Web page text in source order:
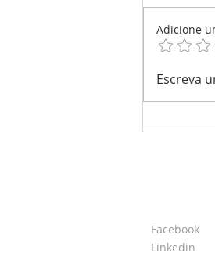
Marcas
Adicione
Escreva
Facebook
Linkedin